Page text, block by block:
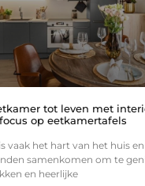
tot leven met
op eetkamertafels
vaak het hart van het huis
samenkomen om te
en heerlijke